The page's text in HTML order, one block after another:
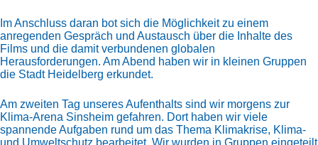
Im Anschluss daran bot sich die Möglichkeit zu einem
anregenden Gespräch und Austausch über die Inhalte des
Films und die damit verbundenen globalen
Herausforderungen. Am Abend haben wir in kleinen Gruppen
die Stadt Heidelberg erkundet.
Am zweiten Tag unseres Aufenthalts sind wir morgens zur
Klima-Arena Sinsheim gefahren. Dort haben wir viele
spannende Aufgaben rund um das Thema Klimakrise, Klima-
und Umweltschutz bearbeitet. Wir wurden in Gruppen eingeteilt